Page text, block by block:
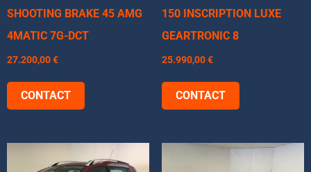
SHOOTING BRAKE 45 AMG
4MATIC 7G-DCT
27.200,00€
CONTACT
150 INSCRIPTION LUXE
GEARTRONIC 8
25.990,00€
CONTACT